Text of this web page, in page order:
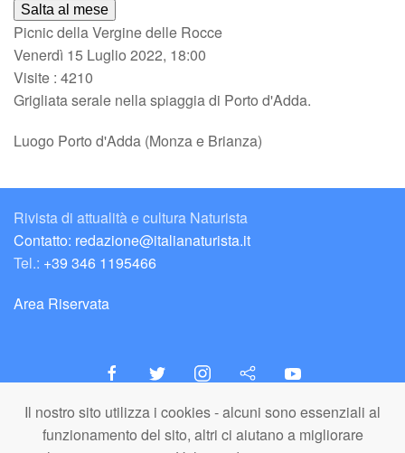
Il nostro sito utilizza i cookies - alcuni sono essenziali al
funzionamento del sito, altri ci aiutano a migliorare
Salta al mese
Picnic della Vergine delle Rocce
Venerdì 15 Luglio 2022, 18:00
Visite : 4210
Grigliata serale nella spiaggia di Porto d'Adda.
Luogo Porto d'Adda (Monza e Brianza)
Rivista di attualità e cultura Naturista
Contatto: redazione@italianaturista.it
Tel.: +39 346 1195466
Area Riservata
italiaNATURISTA
Editore e Redazione